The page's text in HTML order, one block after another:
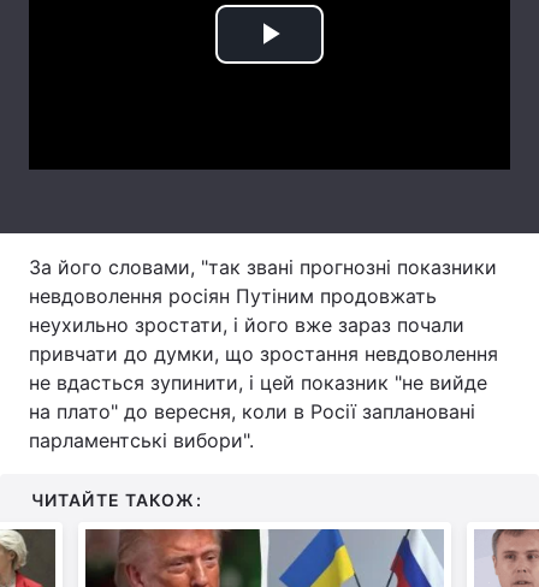
Play
За його словами, "так звані прогнозні показники
невдоволення росіян Путіним продовжать
неухильно зростати, і його вже зараз почали
привчати до думки, що зростання невдоволення
не вдасться зупинити, і цей показник "не вийде
на плато" до вересня, коли в Росії заплановані
парламентські вибори".
ЧИТАЙТЕ ТАКОЖ: